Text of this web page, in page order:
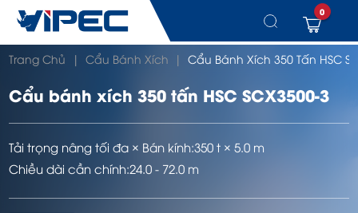
Chuyển
đến
dung
0
Trang Chủ | Cẩu Bánh Xích | Cẩu Bánh Xích 350 Tấn HSC
Cẩu bánh xích 350 tấn HSC SCX3500-3
Tải trọng nâng tối đa × Bán kính:350 t × 5.0 m
Chiều dài cần chính:24.0 - 72.0 m